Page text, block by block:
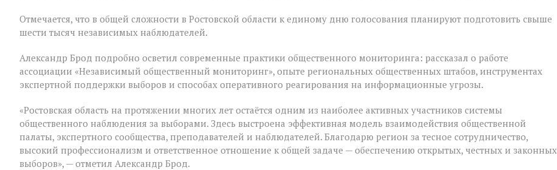
Отмечается, что в общей сложности в Ростовской области к единому дню голосования планируют подготовить свыше
шести тысяч независимых наблюдателей.
Александр Брод подробно осветил современные практики общественного мониторинга: рассказал о работе
ассоциации «Независимый общественный мониторинг», опыте региональных общественных штабов, инструментах
экспертной поддержки выборов и способах оперативного реагирования на информационные угрозы.
«Ростовская область на протяжении многих лет остаётся одним из наиболее активных участников системы
общественного наблюдения за выборами. Здесь выстроена эффективная модель взаимодействия общественной
палаты, экспертного сообщества, преподавателей и наблюдателей. Благодарю регион за тесное сотрудничество,
высокий профессионализм и ответственное отношение к общей задаче — обеспечению открытых, честных и законных
выборов», — отметил Александр Брод.